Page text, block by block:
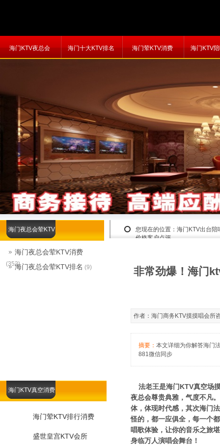
海门KTV夜总会 海门十大KTV排名 海门荤KTV消费 海门KTV
您现在的位置： 海门KTV出台陪
价格客户点评
海门KTV真空消费
海门荤KTV排行消费
盛世皇宫KTV会所
非常劲爆！海门
作者：海门商务KTV摸摸唱会
摘要： 本文详细为你解答海门
881微信同步
法老王是海门KTV真空场
夜总会尊贵典雅，气度不凡
体，体现时代感，其次海门
怪的，都一应俱全，每一个
唱歌体验，让你的音乐之旅
身临万人演唱会舞台！
海门夜总会荤KTV
海门夜总会荤KTV消费
(352)海门夜总会荤KTV排名 (9)